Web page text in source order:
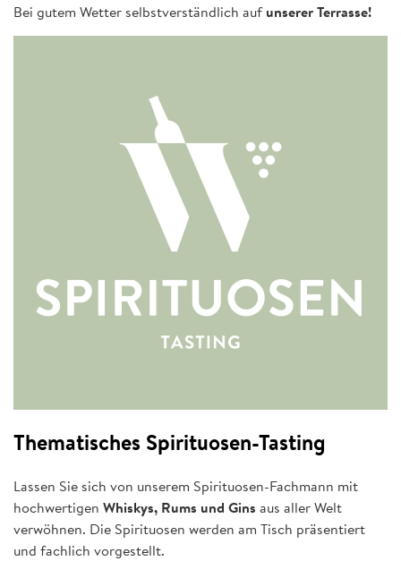
Bei gutem Wetter selbstverständlich aufunserer Terrasse!
Thematisches Spirituosen-Tasting
Lassen Sie sich von unserem Spirituosen-Fachmann mit
hochwertigen Whiskys, Rums und Gins aus aller Welt
verwöhnen. Die Spirituosen werden am Tisch präsentiert
und fachlich vorgestellt.